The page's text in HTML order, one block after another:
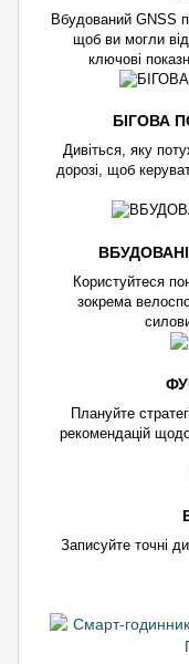
Вбудований GNSS
щоб ви могли
ключові
БІГОВА
Дивіться, яку
дорозі, щоб
Користуйтеся
зокрема
Плануйте
рекомендацій
Записуйте точні